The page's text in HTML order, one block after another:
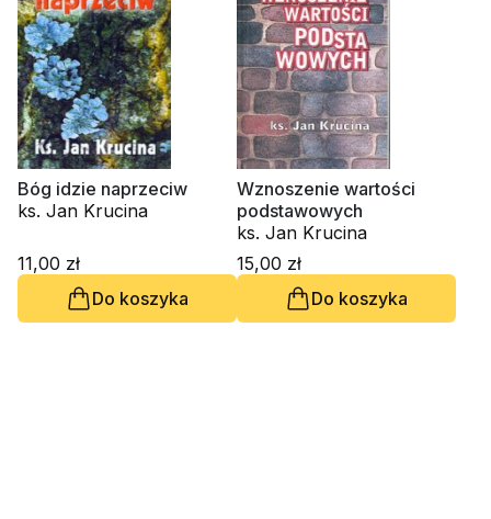
Bóg idzie naprzeciw
ks. Jan Krucina
11,00 zł
Do koszyka
Wznoszenie wartości
podstawowych
ks. Jan Krucina
15,00 zł
Do koszyka